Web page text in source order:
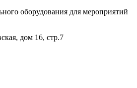
оборудования для мероприятий
дом 16, стр.7